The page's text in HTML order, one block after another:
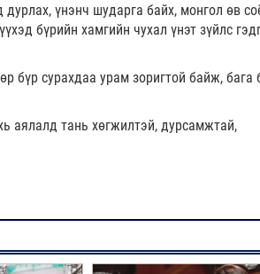
үнэнч шударга байх, монгол өв
бүрийн хамгийн чухал үнэт зүйлс
бүр сурахдаа урам зоригтой байж, бага
аялалд тань хөгжилтэй, дурсамжтай,